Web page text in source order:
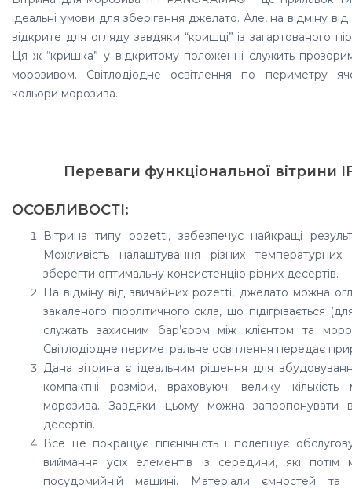
ідеальні умови для зберігання джелато. Але, на відміну
відкрите для огляду завдяки “кришці” із загартованого
Ця ж “кришка” у відкритому положенні служить
морозивом. Світлодіодне освітлення по периметру
кольори морозива.
Переваги функціональної вітрини
ОСОБЛИВОСТІ:
Вітрина типу pozetti, забезпечує найкращі
Можливість налаштування різних
зберегти оптимальну консистенцію різних десертів.
На відміну від звичайних pozetti, джелато можна
закаленого піролітичного скла, що підігрівається
служать захисним бар’єром між клієнтом та
Світлодіодне периметральне освітлення передає
Дана вітрина є ідеальним рішення для
компактні розміри, враховуючі велику кількість
морозива. Завдяки цьому можна запропонувати
десертів.
Все це покращує гігієнічність і полегшує
виймання усіх елементів із середини, які
посудомийній машині. Матеріали ємностей та